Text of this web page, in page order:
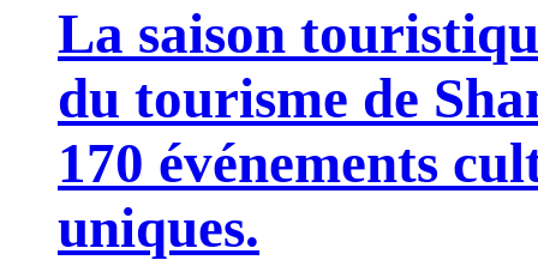
La saison
du tourisme de
170 événements
uniques.